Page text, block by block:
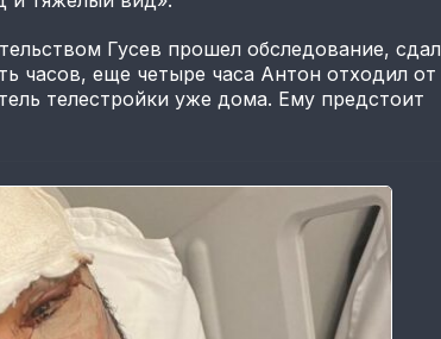
Гусев прошел обследование, сдал
часов, еще четыре часа Антон отходил от
телестройки уже дома. Ему предстоит